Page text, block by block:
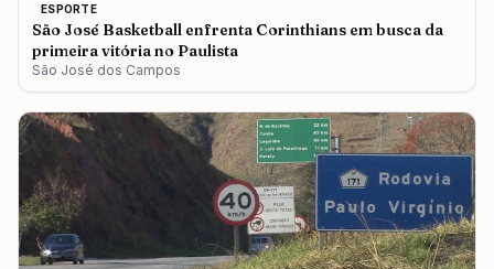
ESPORTE
São José Basketball enfrenta Corinthians em busca da
primeira vitória no Paulista
São José dos Campos